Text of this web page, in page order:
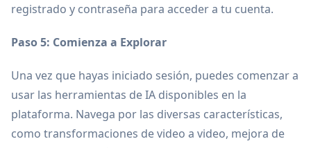
registrado y contraseña para acceder a tu cuenta.
Paso 5: Comienza a Explorar
Una vez que hayas iniciado sesión, puedes comenzar a
usar las herramientas de IA disponibles en la
plataforma. Navega por las diversas características,
como transformaciones de video a video, mejora de